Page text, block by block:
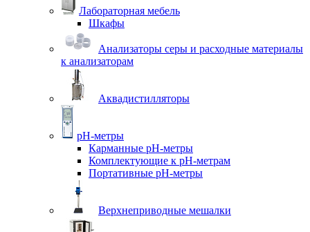
Лабораторная мебель
Шкафы
Анализаторы серы и расходные материалы
к анализаторам
Аквадистилляторы
pH-метры
Карманные pH-метры
Комплектующие к pH-метрам
Портативные pH-метры
Верхнеприводные мешалки